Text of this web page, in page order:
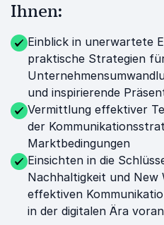
Ihnen:
Einblick in unerwartete
praktische Strategien
und inspirierende
Vermittlung effektiver
der
Marktbedingungen
Einsichten in die
Nachhaltigkeit und New
effektiven
in der digitalen Ära